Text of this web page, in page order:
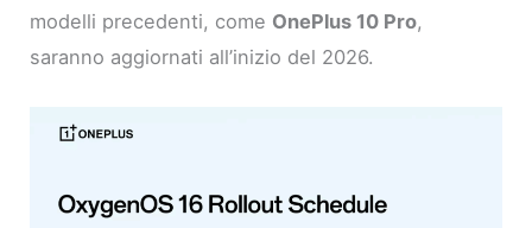
modelli precedenti, come OnePlus 10 Pro,
saranno aggiornati all’inizio del 2026.